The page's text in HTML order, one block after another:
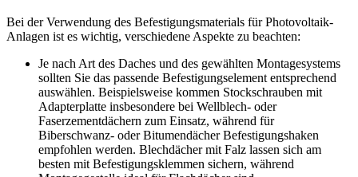
Bei der Verwendung des Befestigungsmaterials für Photovoltaik-
Anlagen ist es wichtig, verschiedene Aspekte zu beachten:
Je nach Art des Daches und des gewählten Montagesystems
sollten Sie das passende Befestigungselement entsprechend
auswählen. Beispielsweise kommen Stockschrauben mit
Adapterplatte insbesondere bei Wellblech- oder
Faserzementdächern zum Einsatz, während für
Biberschwanz- oder Bitumendächer Befestigungshaken
empfohlen werden. Blechdächer mit Falz lassen sich am
besten mit Befestigungsklemmen sichern, während